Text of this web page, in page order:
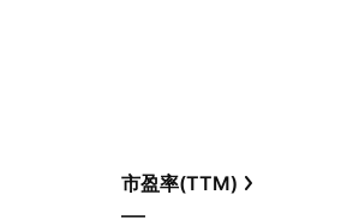
市盈率(TTM)